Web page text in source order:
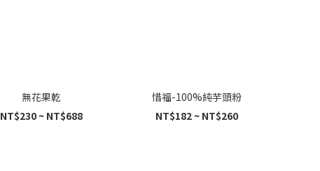
無花果乾
NT$230 ~ NT$688
惜福-100%純芋頭粉
NT$182 ~ NT$260